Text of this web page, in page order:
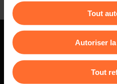
Vous avez la possibilité de
consentement à tout
flottante en bas à gauche de
Pour de plus amples
nous utilisons lescookies et
Tout
Autoriser
Tout